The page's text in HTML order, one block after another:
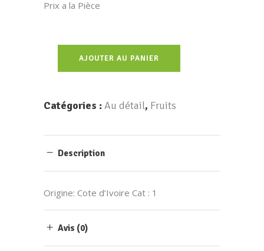
Prix a la Pièce
AJOUTER AU PANIER
Catégories :Au détail, Fruits
Description
Origine: Cote d’Ivoire Cat : 1
Avis (0)